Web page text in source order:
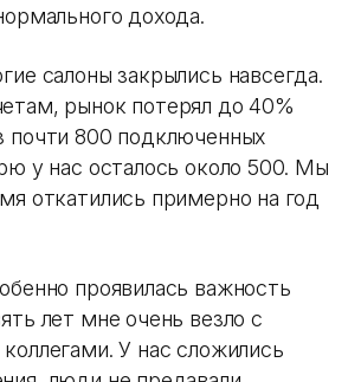
дохода.
салоны закрылись навсегда.
рынок потерял до 40%
почти 800 подключенных
у нас осталось около 500. Мы
откатились примерно на год
проявилась важность
лет мне очень везло с
У нас сложились